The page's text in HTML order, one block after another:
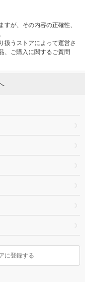
が、その内容の正確性、
扱うストアによって運営さ
、ご購入に関するご質問
に登録する